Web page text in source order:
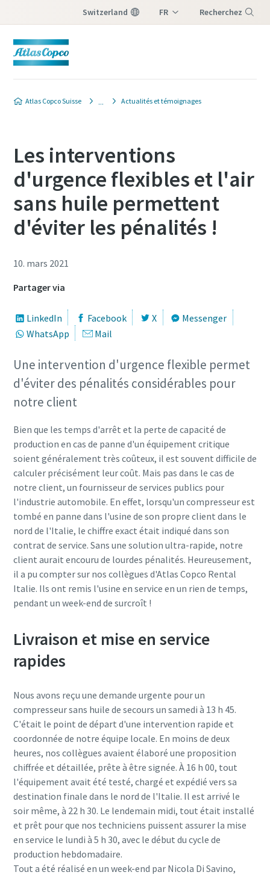
Switzerland FR Recherchez
Atlas Copco Suisse Actualités et témoignages
Les interventions
d'urgence flexibles et l'air
sans huile permettent
d'éviter les pénalités !
10. mars 2021
Partager via
LinkedIn Facebook X
Messenger
WhatsApp
Mail
Une intervention d'urgence flexible permet
d'éviter des pénalités considérables pour
notre client
Bien que les temps d'arrêt et la perte de capacité de
production en cas de panne d'un équipement critique
soient généralement très coûteux, il est souvent difficile de
calculer précisément leur coût. Mais pas dans le cas de
notre client, un fournisseur de services publics pour
l'industrie automobile. En effet, lorsqu'un compresseur est
tombé en panne dans l'usine de son propre client dans le
nord de l'Italie, le chiffre exact était indiqué dans son
contrat de service. Sans une solution ultra-rapide, notre
client aurait encouru de lourdes pénalités. Heureusement,
il a pu compter sur nos collègues d'Atlas Copco Rental
Italie. Ils ont remis l'usine en service en un rien de temps,
pendant un week-end de surcroît !
Livraison et mise en service
rapides
Nous avons reçu une demande urgente pour un
compresseur sans huile de secours un samedi à 13 h 45.
C'était le point de départ d'une intervention rapide et
coordonnée de notre équipe locale. En moins de deux
heures, nos collègues avaient élaboré une proposition
chiffrée et détaillée, prête à être signée. À 16 h 00, tout
l'équipement avait été testé, chargé et expédié vers sa
destination finale dans le nord de l'Italie. Il est arrivé le
soir même, à 22 h 30. Le lendemain midi, tout était installé
et prêt pour que nos techniciens puissent assurer la mise
en service le lundi à 5 h 30, avec le début du cycle de
production hebdomadaire.
Tout a été réalisé en un week-end par Nicola Di Savino,